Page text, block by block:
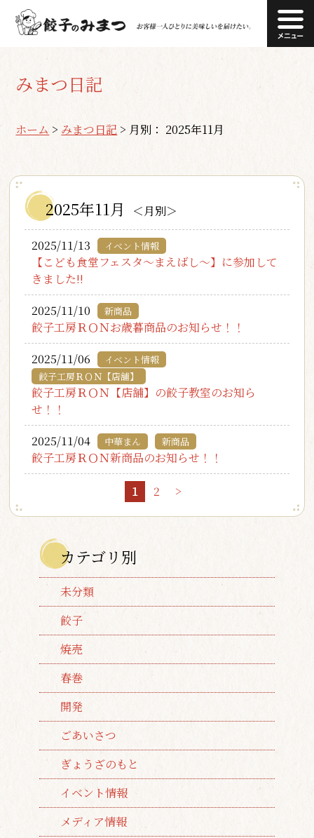
みまつ日記
ホーム > みまつ日記 > 月別： 2025年11月
2025年11月 ＜月別＞
2025/11/13 イベント情報
【こども食堂フェスタ～まえばし～】に参加して
きました!!
2025/11/10
新商品
餃子工房ＲＯＮお歳暮商品のお知らせ！！
2025/11/06
イベント情報
餃子工房ＲＯＮ【店舗】
餃子工房ＲＯＮ【店舗】の餃子教室のお知ら
せ！！
2025/11/04
中華まん 新商品
餃子工房ＲＯＮ新商品のお知らせ！！
1 2 >
カテゴリ別
未分類
餃子
焼売
春巻
開発
ごあいさつ
ぎょうざのもと
イベント情報
メディア情報